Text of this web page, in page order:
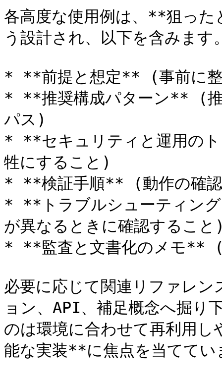
各高度な使用例は、**狙っ
う設計され、以下を含みます
* **前提と想定** (事前に整
* **推奨構成パターン** (推
パス)
* **セキュリティと運用の
牲にすること)
* **検証手順** (動作の確認
* **トラブルシューティン
が異なるときに確認するこ
* **監査と文書化のメモ** (
必要に応じて関連リファレ
ョン、API、補足概念へ掘り
のは環境に合わせて再利用
能な実装**に焦点を当ててい